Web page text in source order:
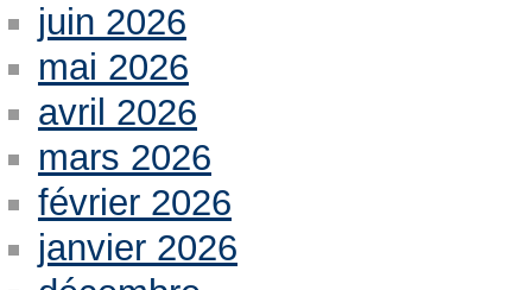
juin 2026
mai 2026
avril 2026
mars 2026
février 2026
janvier 2026